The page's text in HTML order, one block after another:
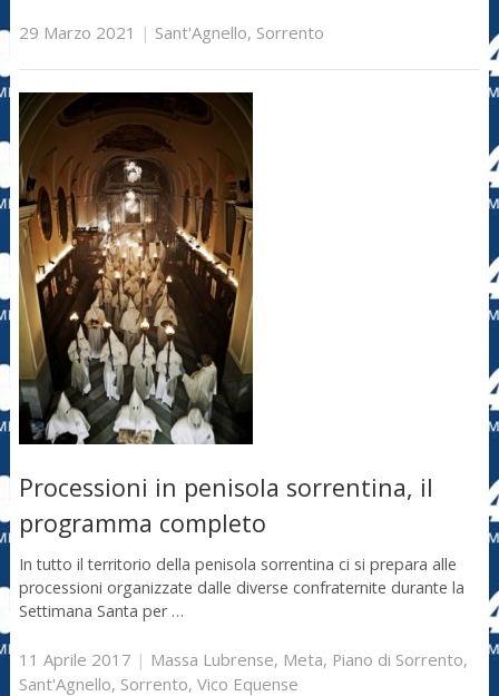
29 Marzo 2021 | Sant'Agnello, Sorrento
Processioni in penisola sorrentina, il
programma completo
In tutto il territorio della penisola sorrentina ci si prepara alle
processioni organizzate dalle diverse confraternite durante la
Settimana Santa per …
11 Aprile 2017 | Massa Lubrense, Meta, Piano di Sorrento,
Sant'Agnello, Sorrento, Vico Equense